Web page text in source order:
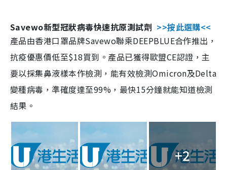
Savewo新型冠狀病毒快速抗原測試劑 >>按此選購<<
產品由香港口罩品牌Savewo聯乘DEEPBLUE合作推出，
抗疫優惠價低至$18買到。產品已獲得歐盟CE認證，主
要以採集鼻液樣本作檢測，能有效檢測Omicron及Delta
變種病毒，準確度達至99%，最快15分鐘就能知道檢測
結果。
+2